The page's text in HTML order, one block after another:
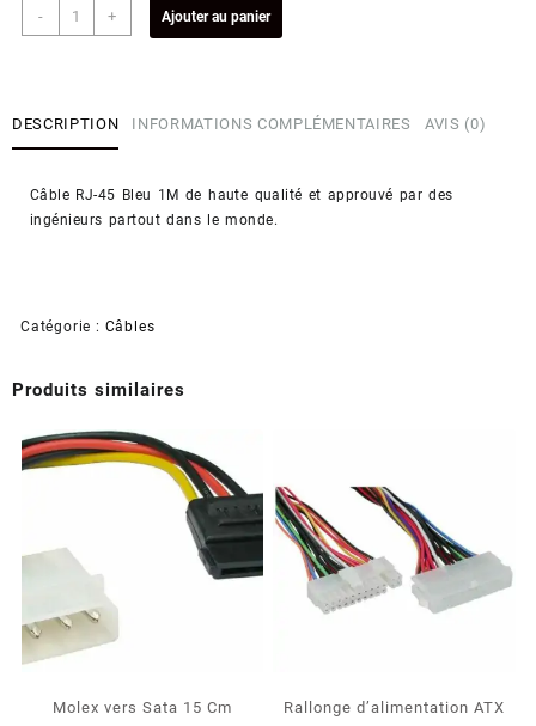
-
quantité
de
(Reconditionné)
+ Ajouter au panier
DESCRIPTION INFORMATIONS COMPLÉMENTAIRES AVIS (0)
Câble RJ-45 Bleu 1M de haute qualité et approuvé par des
ingénieurs partout dans le monde.
Catégorie : Câbles
Produits similaires
Molex vers Sata 15 Cm
Rallonge d’alimentation ATX